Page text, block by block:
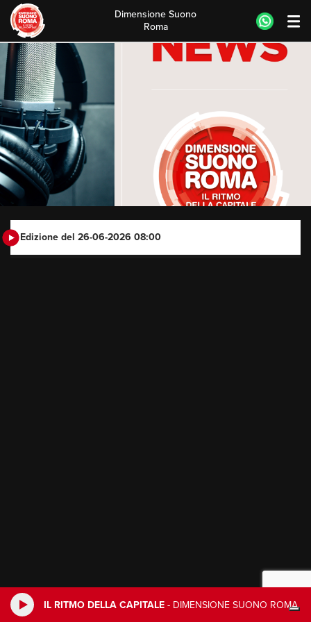
IL RITMO DELLA CAPITALE - DIMENSIONE SUONO ROMA
Skip
to
content
Dimensione Suono
Roma
Edizione del 26-06-2026 08:00